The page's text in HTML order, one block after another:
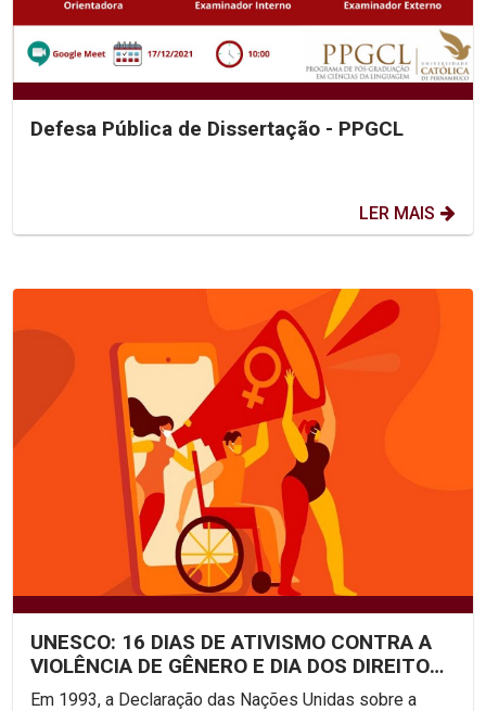
Defesa Pública de Dissertação - PPGCL
LER MAIS
UNESCO: 16 DIAS DE ATIVISMO CONTRA A
VIOLÊNCIA DE GÊNERO E DIA DOS DIREITOS
HUMANOS – 10/12/2021
Em 1993, a Declaração das Nações Unidas sobre a